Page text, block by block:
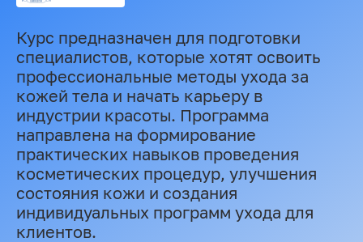
Курс предназначен для подготовки
специалистов, которые хотят освоить
профессиональные методы ухода за
кожей тела и начать карьеру в
индустрии красоты. Программа
направлена на формирование
практических навыков проведения
косметических процедур, улучшения
состояния кожи и создания
индивидуальных программ ухода для
клиентов.